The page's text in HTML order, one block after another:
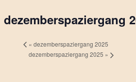
dezemberspaziergang
« dezemberspaziergang 2025
dezemberspaziergang 2025 »